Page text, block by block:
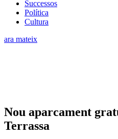
Successos
Política
Cultura
ara mateix
Nou aparcament
Terrassa